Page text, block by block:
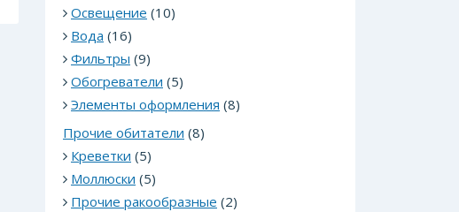
Освещение (10)
Вода (16)
Фильтры (9)
Обогреватели (5)
Элементы оформления (8)
Прочие обитатели (8)
Креветки (5)
Моллюски (5)
Прочие ракообразные (2)